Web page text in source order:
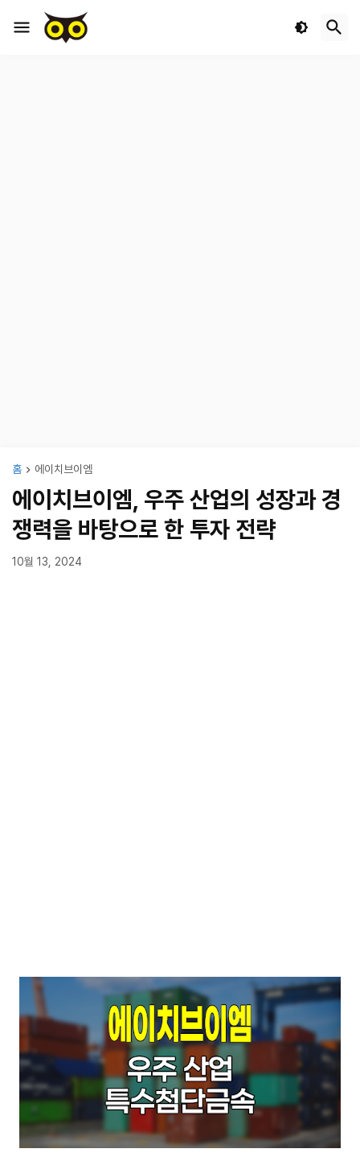
홈 에이치브이엠
에이치브이엠, 우주 산업의 성장과 경
쟁력을 바탕으로 한 투자 전략
10월 13, 2024